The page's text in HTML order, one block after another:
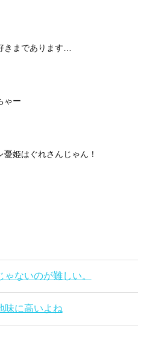
きまであります…
ゃー
姫はぐれさんじゃん！
ないのが難しい。
味に高いよね